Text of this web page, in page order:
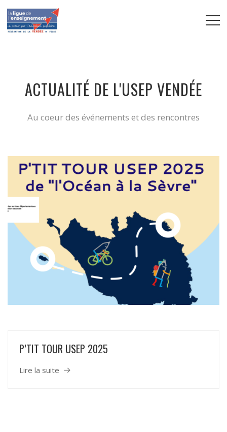
ACTUALITÉ DE L'USEP VENDÉE
Au coeur des événements et des rencontres
P’TIT TOUR USEP 2025
Lire la suite